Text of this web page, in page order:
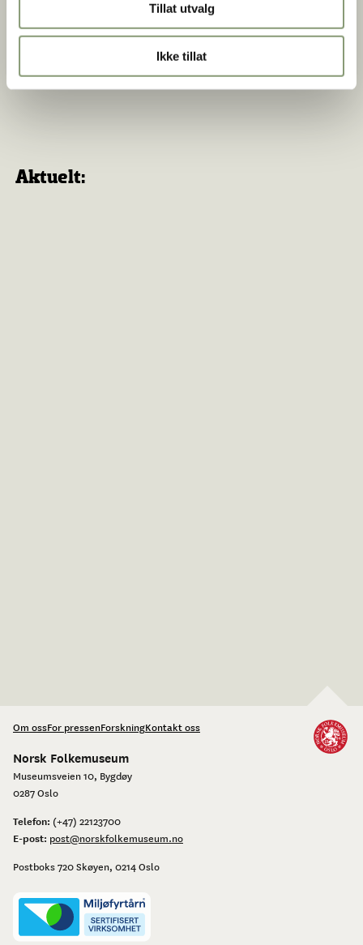
Tillat utvalg
Ikke tillat
Norsk Folkemuseum ble stiftet 19.
desember 1894 på initiativ av Hans Aall
Aktuelt:
Om ossFor pressenForskningKontakt oss
Norsk Folkemuseum
Museumsveien 10, Bygdøy
0287 Oslo
Telefon: (+47) 22123700
E-post: post@norskfolkemuseum.no
Postboks 720 Skøyen, 0214 Oslo